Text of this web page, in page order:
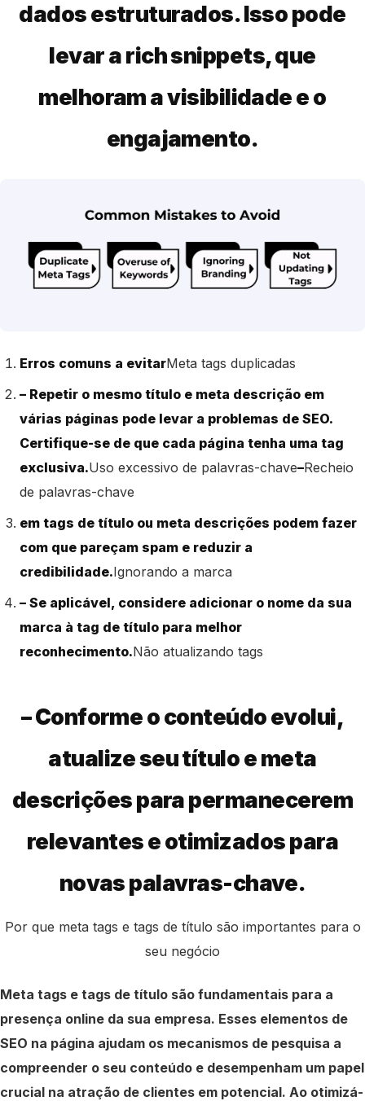
dados estruturados. Isso pode
levar a rich snippets, que
melhoram a visibilidade e o
engajamento.
Erros comuns a evitarMeta tags duplicadas
– Repetir o mesmo título e meta descrição em
várias páginas pode levar a problemas de SEO.
Certifique-se de que cada página tenha uma tag
exclusiva.Uso excessivo de palavras-chave–Recheio
de palavras-chave
em tags de título ou meta descrições podem fazer
com que pareçam spam e reduzir a
credibilidade.Ignorando a marca
– Se aplicável, considere adicionar o nome da sua
marca à tag de título para melhor
reconhecimento.Não atualizando tags
– Conforme o conteúdo evolui,
atualize seu título e meta
descrições para permanecerem
relevantes e otimizados para
novas palavras-chave.
Por que meta tags e tags de título são importantes para o
seu negócio
Meta tags e tags de título são fundamentais para a
presença online da sua empresa. Esses elementos de
SEO na página ajudam os mecanismos de pesquisa a
compreender o seu conteúdo e desempenham um papel
crucial na atração de clientes em potencial. Ao otimizá-